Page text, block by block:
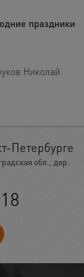
праздники
Николай
Петербурге
обл., дер.